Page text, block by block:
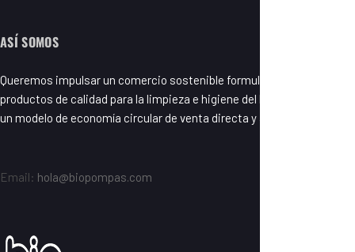
ASÍ SOMOS
Queremos impulsar un comercio sostenible formulando y fabricando
productos de calidad para la limpieza e higiene del hogar basados en
un modelo de economía circular de venta directa y a granel.
Email: hola@biopompas.com